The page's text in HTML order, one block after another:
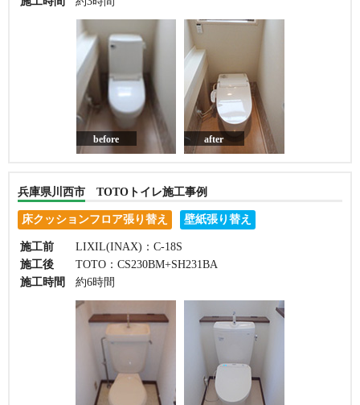
before after
兵庫県川西市 TOTOトイレ施工事例
床クッションフロア張り替え 壁紙張り替え
施工前
LIXIL(INAX)：C-18S
施工後
TOTO：CS230BM+SH231BA
施工時間
約6時間